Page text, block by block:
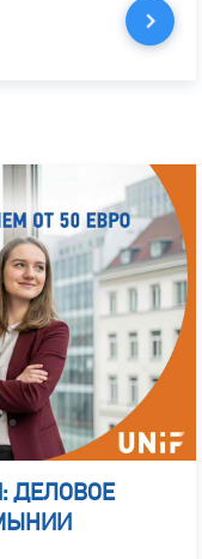
ДЕЛОВОЕ